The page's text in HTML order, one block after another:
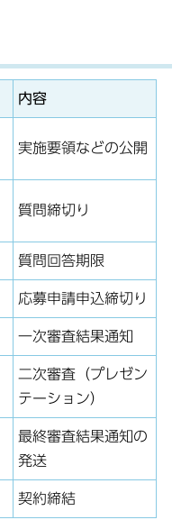
内容
実施要領などの公開
質問締切り
質問回答期限
応募申請申込締切り
一次審査結果通知
二次審査（プレゼン
テーション）
最終審査結果通知の
発送
契約締結